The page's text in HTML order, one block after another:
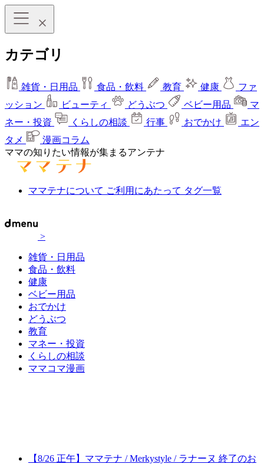
カテゴリ
雑貨・日用品 食品・飲料 教育 健康
ファ
ッション
ビューティ どうぶつ ベビー用品
マ
ネー・投資
くらしの相談 行事 おでかけ
エン
タメ
漫画コラム
ママの知りたい情報が集まるアンテナ
ママテナについて ご利用にあたって タグ一覧
>
雑貨・日用品
食品・飲料
健康
ベビー用品
おでかけ
どうぶつ
教育
マネー・投資
くらしの相談
ママコマ漫画
【8/26 正午】ママテナ / Merkystyle / ラナーヌ 終了のお